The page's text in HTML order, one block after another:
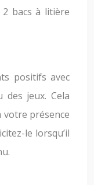
bacs à litière
positifs avec
des jeux. Cela
votre présence
le lorsqu’il